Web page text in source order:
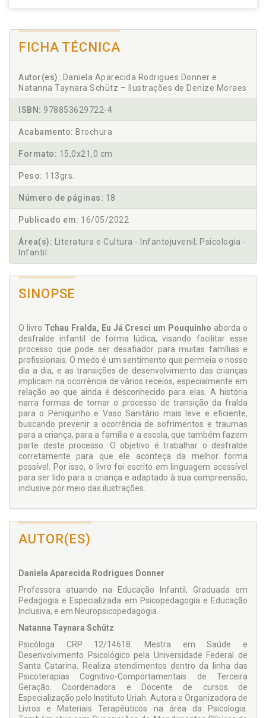
FICHA TÉCNICA
Autor(es): Daniela Aparecida Rodrigues Donner e
Natanna Taynara Schütz – Ilustrações de Denize Moraes
ISBN: 978853629722-4
Acabamento: Brochura
Formato: 15,0x21,0 cm
Peso: 113grs.
Número de páginas: 18
Publicado em: 16/05/2022
Área(s): Literatura e Cultura - Infantojuvenil; Psicologia -
Infantil
SINOPSE
O livro Tchau Fralda, Eu Já Cresci um Pouquinho aborda o
desfralde infantil de forma lúdica, visando facilitar esse
processo que pode ser desafiador para muitas famílias e
profissionais. O medo é um sentimento que permeia o nosso
dia a dia, e as transições de desenvolvimento das crianças
implicam na ocorrência de vários receios, especialmente em
relação ao que ainda é desconhecido para elas. A história
narra formas de tornar o processo de transição da fralda
para o Peniquinho e Vaso Sanitário mais leve e eficiente,
buscando prevenir a ocorrência de sofrimentos e traumas
para a criança, para a família e a escola, que também fazem
parte deste processo. O objetivo é trabalhar o desfralde
corretamente para que ele aconteça da melhor forma
possível. Por isso, o livro foi escrito em linguagem acessível
para ser lido para a criança e adaptado à sua compreensão,
inclusive por meio das ilustrações.
AUTOR(ES)
Daniela Aparecida Rodrigues Donner
Professora atuando na Educação Infantil, Graduada em
Pedagogia e Especializada em Psicopedagogia e Educação
Inclusiva, e em Neuropsicopedagogia.
Natanna Taynara Schütz
Psicóloga CRP 12/14618. Mestra em Saúde e
Desenvolvimento Psicológico pela Universidade Federal de
Santa Catarina. Realiza atendimentos dentro da linha das
Psicoterapias Cognitivo-Comportamentais de Terceira
Geração. Coordenadora e Docente de cursos de
Especialização pelo Instituto Uriah. Autora e Organizadora de
Livros e Materiais Terapêuticos na área da Psicologia.